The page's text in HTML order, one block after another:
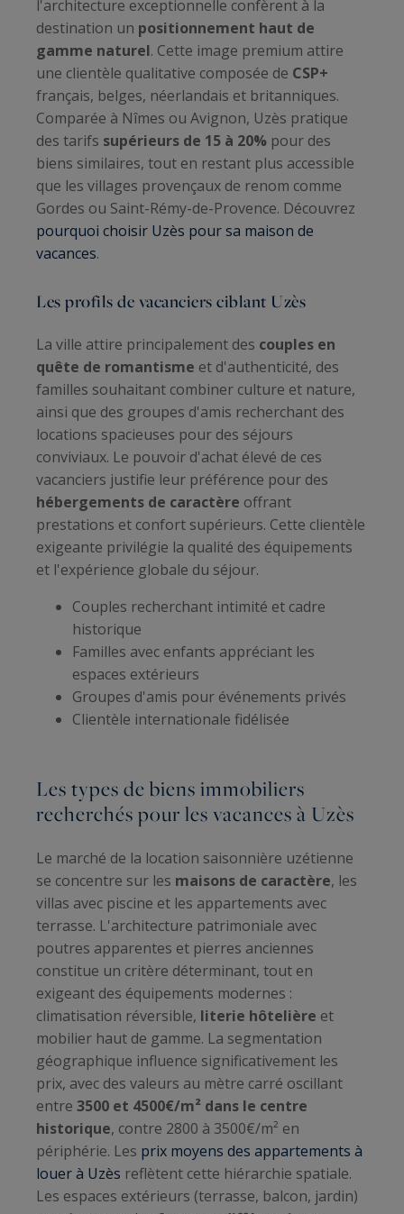
l'architecture exceptionnelle confèrent à la
destination un positionnement haut de
gamme naturel. Cette image premium attire
une clientèle qualitative composée de CSP+
français, belges, néerlandais et britanniques.
Comparée à Nîmes ou Avignon, Uzès pratique
des tarifs supérieurs de 15 à 20% pour des
biens similaires, tout en restant plus accessible
que les villages provençaux de renom comme
Gordes ou Saint-Rémy-de-Provence. Découvrez
pourquoi choisir Uzès pour sa maison de
vacances.
Les profils de vacanciers ciblant Uzès
La ville attire principalement des couples en
quête de romantisme et d'authenticité, des
familles souhaitant combiner culture et nature,
ainsi que des groupes d'amis recherchant des
locations spacieuses pour des séjours
conviviaux. Le pouvoir d'achat élevé de ces
vacanciers justifie leur préférence pour des
hébergements de caractère offrant
prestations et confort supérieurs. Cette clientèle
exigeante privilégie la qualité des équipements
et l'expérience globale du séjour.
Couples recherchant intimité et cadre
historique
Familles avec enfants appréciant les
espaces extérieurs
Groupes d'amis pour événements privés
Clientèle internationale fidélisée
Les types de biens immobiliers
recherchés pour les vacances à Uzès
Le marché de la location saisonnière uzétienne
se concentre sur les maisons de caractère, les
villas avec piscine et les appartements avec
terrasse. L'architecture patrimoniale avec
poutres apparentes et pierres anciennes
constitue un critère déterminant, tout en
exigeant des équipements modernes :
climatisation réversible, literie hôtelière et
mobilier haut de gamme. La segmentation
géographique influence significativement les
prix, avec des valeurs au mètre carré oscillant
entre 3500 et 4500€/m² dans le centre
historique, contre 2800 à 3500€/m² en
périphérie. Les prix moyens des appartements à
louer à Uzès reflètent cette hiérarchie spatiale.
Les espaces extérieurs (terrasse, balcon, jardin)